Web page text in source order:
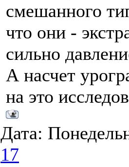
смешанного
что они -
сильно
А насчет
на это
Дата:
17